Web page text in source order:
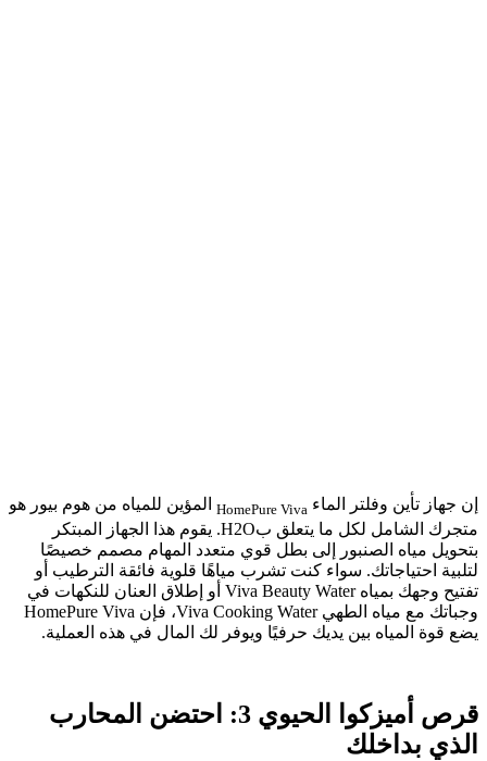
إن جهاز تأين وفلتر الماء HomePure Viva المؤين للمياه من هوم بيور هو
متجرك الشامل لكل ما يتعلق بH2O. يقوم هذا الجهاز المبتكر
بتحويل مياه الصنبور إلى بطل قوي متعدد المهام مصمم خصيصًا
لتلبية احتياجاتك. سواء كنت تشرب مياهًا قلوية فائقة الترطيب أو
تفتيح وجهك بمياه Viva Beauty Water أو إطلاق العنان للنكهات في
وجباتك مع مياه الطهي Viva Cooking Water، فإن HomePure Viva
يضع قوة المياه بين يديك حرفيًا ويوفر لك المال في هذه العملية.
قرص أميزكوا الحيوي 3: احتضن المحارب
الذي بداخلك